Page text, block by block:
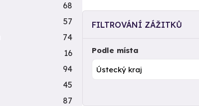
FILTROVÁNÍ ZÁŽITKŮ
Podle místa
68
57
74
16
94
45
87